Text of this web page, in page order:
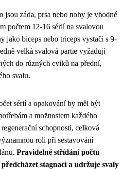
jsou záda, prsa nebo nohy je vhodné
počtem 12-16 sérií na svalovou
jako biceps nebo triceps vystačí s 9-
velká svalová partie vyžadují
do různých cviků na přední,
svalu.
sérií a opakování by měl být
a možnostem každého
schopnosti, celková
roli při sestavování
Pravidelné střídání počtu
stagnaci a udržuje svaly